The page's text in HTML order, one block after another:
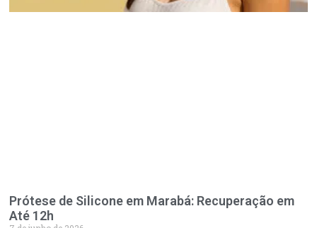
Prótese de Silicone em Marabá: Recuperação em
Até 12h